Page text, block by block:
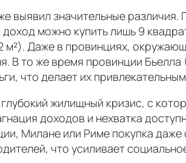
выявил значительные
можно купить лишь 9
м²). Даже в провинциях,
В то же время провинции
что делает их
жилищный кризис, с
доходов и нехватка
Милане или Риме покупка
что усиливает